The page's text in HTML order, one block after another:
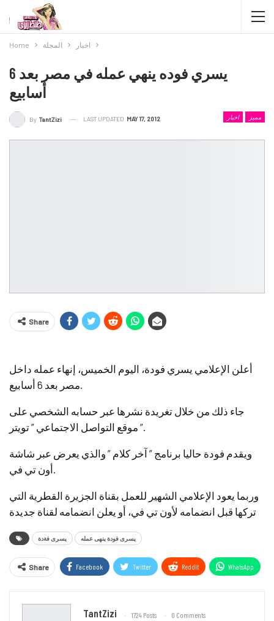
Home المجلة اخبار
يسري فوده ينهي عمله في مصر بعد 6
أسابيع
اخبار مميز By TantZizi LAST UPDATED MAY 17, 2012
Share
أعلن الإعلامي يسري فودة، اليوم الخميس، إنهاء عمله داخل
مصر بعد 6 أسابيع.
جاء ذلك من خلال تغريدة نشرها عبر حسابه الشخصي على
موقع التواصل الاجتماعي ” تويتر ”.
ويقدم فودة حاليا برنامج ” آخر كلام ” والذي يعرض عبر شاشة
أون تي في.
وربما يعود الإعلامي الشهير للعمل بقناة الجزيرة القطرية التي
تركها قبل انضمامه لأون تي في، أو يعلن انضمامه لقناة جديدة
يسرى فةدة يسرى فودة ينهى عمله
Share Facebook Twitter ReddIt WhatsApp
TantZizi 1724 Posts 0 Comments